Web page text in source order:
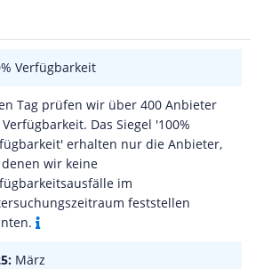
Verfügbarkeit
Tag prüfen wir über 400 Anbieter
Das Siegel '100%
erhalten nur die Anbieter,
wir keine
im
feststellen
März